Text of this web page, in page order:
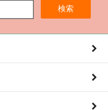
検索